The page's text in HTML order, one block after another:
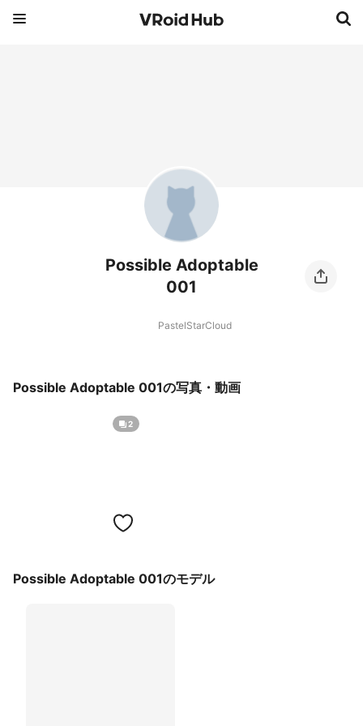
Possible Adoptable
001
PastelStarCloud
Possible Adoptable 001の写真・動画
2
Possible Adoptable 001のモデル